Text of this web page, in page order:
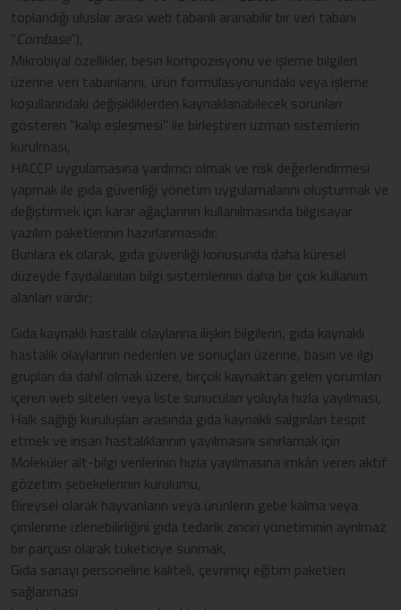
toplandığı uluslar arası web tabanlı aranabilir bir veri tabanı
“Combase”),
Mikrobiyal özellikler, besin kompozisyonu ve işleme bilgileri
üzerine veri tabanlarını, ürün formülasyonundaki veya işleme
koşullarındaki değişikliklerden kaynaklanabilecek sorunları
gösteren "kalıp eşleşmesi" ile birleştiren uzman sistemlerin
kurulması,
HACCP uygulamasına yardımcı olmak ve risk değerlendirmesi
yapmak ile gıda güvenliği yönetim uygulamalarını oluşturmak ve
değiştirmek için karar ağaçlarının kullanılmasında bilgisayar
yazılım paketlerinin hazırlanmasıdır.
Bunlara ek olarak, gıda güvenliği konusunda daha küresel
düzeyde faydalanılan bilgi sistemlerinin daha bir çok kullanım
alanları vardır;
Gıda kaynaklı hastalık olaylarına ilişkin bilgilerin, gıda kaynaklı
hastalık olaylarının nedenleri ve sonuçları üzerine, basın ve ilgi
grupları da dahil olmak üzere, birçok kaynaktan gelen yorumları
içeren web siteleri veya liste sunucuları yoluyla hızla yayılması,
Halk sağlığı kuruluşları arasında gıda kaynaklı salgınları tespit
etmek ve insan hastalıklarının yayılmasını sınırlamak için
Moleküler alt-bilgi verilerinin hızla yayılmasına imkân veren aktif
gözetim şebekelerinin kurulumu,
Bireysel olarak hayvanların veya ürünlerin gebe kalma veya
çimlenme izlenebilirliğini gıda tedarik zinciri yönetiminin ayrılmaz
bir parçası olarak tüketiciye sunmak,
Gıda sanayi personeline kaliteli, çevrimiçi eğitim paketleri
sağlanması